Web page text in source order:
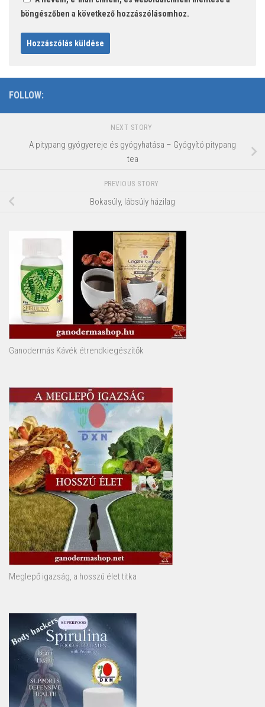
böngészőben a következő hozzászólásomhoz.
FOLLOW:
NEXT STORY
A pitypang gyógyereje és gyógyhatása – Gyógyító pitypang
tea
PREVIOUS STORY
Bokasúly, lábsúly házilag
Ganodermás Kávék étrendkiegészítők
Meglepő igazság, a hosszú élet titka